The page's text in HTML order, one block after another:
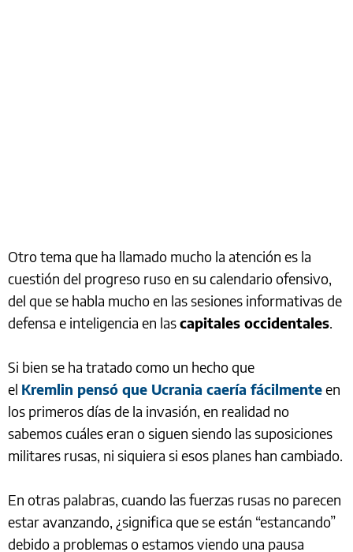
Otro tema que ha llamado mucho la atención es la
cuestión del progreso ruso en su calendario ofensivo,
del que se habla mucho en las sesiones informativas de
defensa e inteligencia en lascapitales occidentales.
Si bien se ha tratado como un hecho que
el Kremlin pensó que Ucrania caería fácilmenteen
los primeros días de la invasión, en realidad no
sabemos cuáles eran o siguen siendo las suposiciones
militares rusas, ni siquiera si esos planes han cambiado.
En otras palabras, cuando las fuerzas rusas no parecen
estar avanzando, ¿significa que se están “estancando”
debido a problemas o estamos viendo una pausa